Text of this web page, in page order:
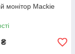
монітор Mackie
₴